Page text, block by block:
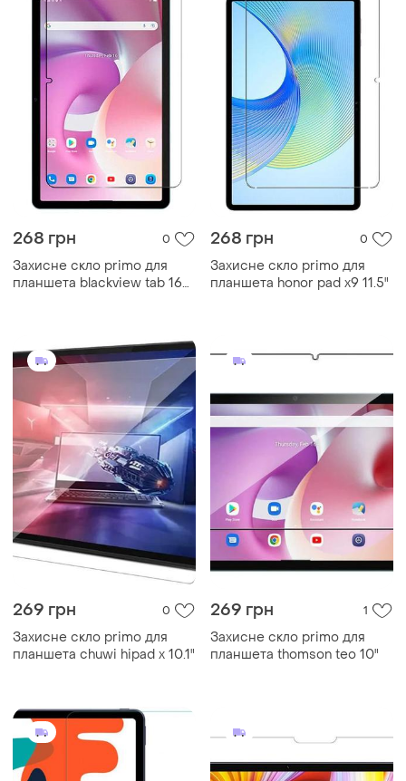
268 грн 0
Захисне скло primo для
планшета blackview tab 16
268 грн 0
Захисне скло primo для
планшета honor pad x9 11.5"
269 грн 0
Захисне скло primo для
планшета chuwi hipad x 10.1"
269 грн 1
Захисне скло primo для
планшета thomson teo 10"